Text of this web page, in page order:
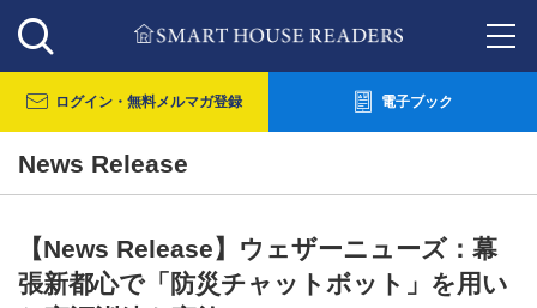
ログイン・ 無料メルマガ登録 電子ブック
News Release
【News Release】ウェザーニューズ：幕
張新都心で「防災チャットボット」を用い